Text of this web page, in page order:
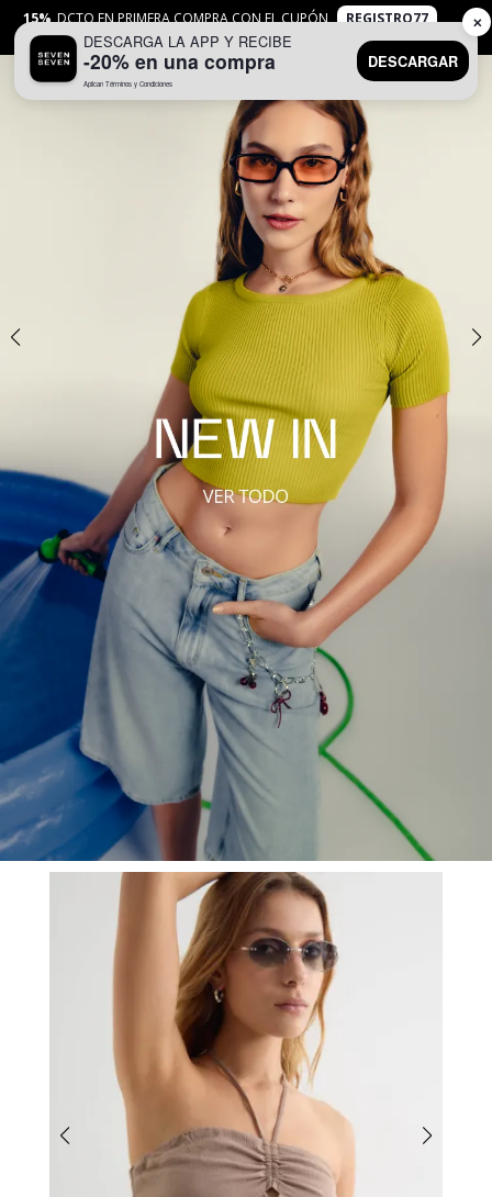
15% DCTO EN PRIMERA COMPRA CON EL CUPÓN
REGISTRO77
APLICANTYC
DESCARGA LA APP Y RECIBE
-20% en una compra
Aplican Términos y Condiciones
DESCARGAR
✕